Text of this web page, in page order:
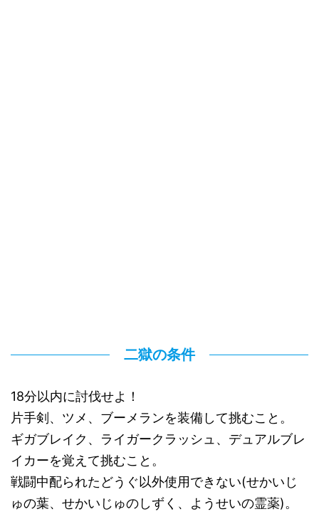
二獄の条件
18分以内に討伐せよ！
片手剣、ツメ、ブーメランを装備して挑むこと。
ギガブレイク、ライガークラッシュ、デュアルブレ
イカーを覚えて挑むこと。
戦闘中配られたどうぐ以外使用できない(せかいじ
ゅの葉、せかいじゅのしずく、ようせいの霊薬)。